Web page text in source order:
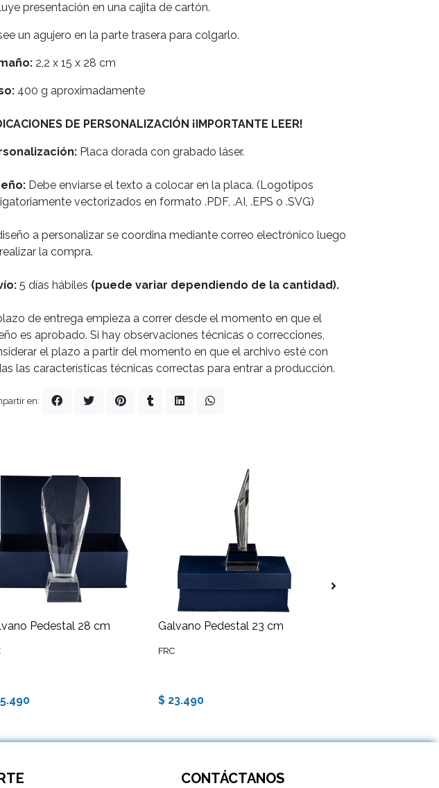
presentación en una cajita de cartón.
un agujero en la parte trasera para colgarlo.
2,2 x 15 x 28 cm
400 g aproximadamente
DE PERSONALIZACIÓN ¡IMPORTANTE LEER!
Placa dorada con grabado láser.
Debe enviarse el texto a colocar en la placa. (Logotipos
vectorizados en formato .PDF, .AI, .EPS o .SVG)
a personalizar se coordina mediante correo electrónico luego
la compra.
5 días hábiles (puede variar dependiendo de la cantidad).
de entrega empieza a correr desde el momento en que el
es aprobado. Si hay observaciones técnicas o correcciones,
el plazo a partir del momento en que el archivo esté con
las características técnicas correctas para entrar a producción.
en:
Pedestal 28 cm Galvano Pedestal 23 cm
FRC
$ 23.490
CONTÁCTANOS